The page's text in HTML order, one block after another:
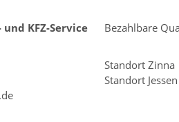
KFZ-Service Bezahlbare
Standort Zinna
Standort Jessen